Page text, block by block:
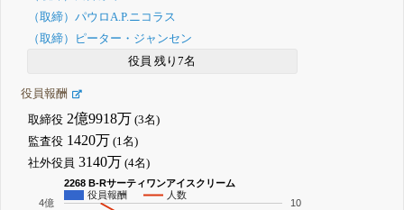
（取締）パウロA.P.ニコラス
（取締）ピーター・ジャンセン
役員 残り7名
役員報酬
取締役 2億9918万 (3名)
監査役 1420万 (1名)
社外役員 3140万 (4名)
2268 B-Rサーティワンアイスクリーム
役員報酬
人数
4億 10